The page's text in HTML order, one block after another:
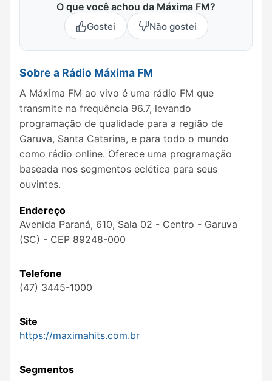
O que você achou da Máxima FM?
Gostei Não gostei
Sobre a Rádio Máxima FM
A Máxima FM ao vivo é uma rádio FM que
transmite na frequência 96.7, levando
programação de qualidade para a região de
Garuva, Santa Catarina, e para todo o mundo
como rádio online. Oferece uma programação
baseada nos segmentos eclética para seus
ouvintes.
Endereço
Avenida Paraná, 610, Sala 02 - Centro - Garuva
(SC) - CEP 89248-000
Telefone
(47) 3445-1000
Site
https://maximahits.com.br
Segmentos